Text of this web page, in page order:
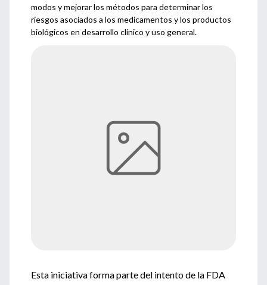
modos y mejorar los métodos para determinar los
riesgos asociados a los medicamentos y los productos
biológicos en desarrollo clínico y uso general.
Esta iniciativa forma parte del intento de la FDA